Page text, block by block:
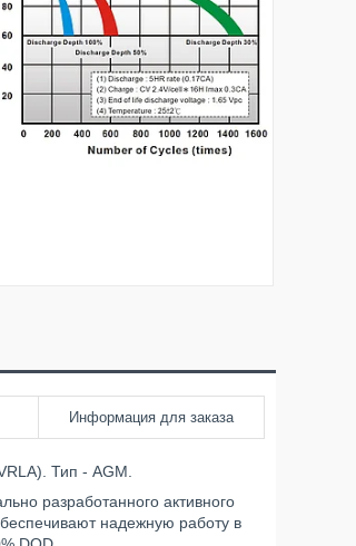
Информация для заказа
Тип - AGM.
разработанного активного
надежную работу в